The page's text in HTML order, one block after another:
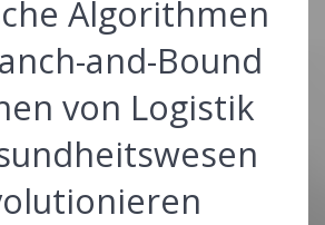
Algorithmen
and-Bound
von Logistik